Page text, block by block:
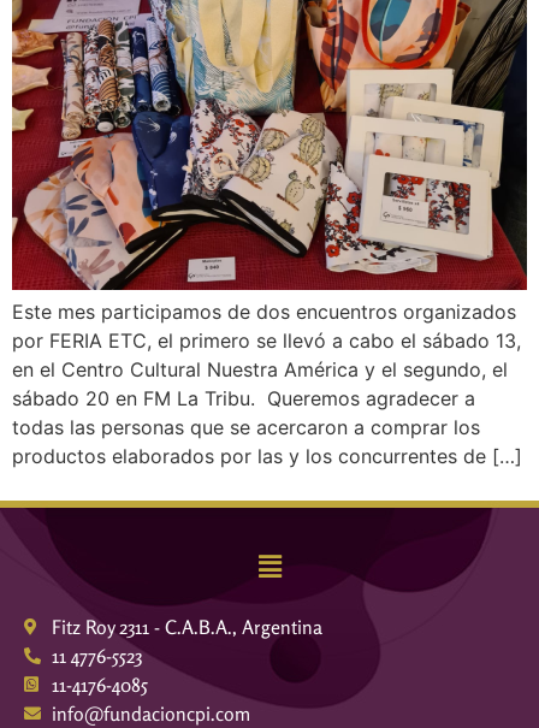
Este mes participamos de dos encuentros organizados
por FERIA ETC, el primero se llevó a cabo el sábado 13,
en el Centro Cultural Nuestra América y el segundo, el
sábado 20 en FM La Tribu. Queremos agradecer a
todas las personas que se acercaron a comprar los
productos elaborados por las y los concurrentes de […]
Fitz Roy 2311 - C.A.B.A., Argentina
11 4776-5523
11-4176-4085
info@fundacioncpi.com